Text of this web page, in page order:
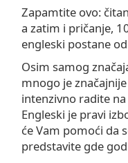
Zapamtite ovo:
a zatim i pričanje,
engleski postane
Osim samog
mnogo je
intenzivno radite
Engleski je pravi
će Vam pomoći da
predstavite gde